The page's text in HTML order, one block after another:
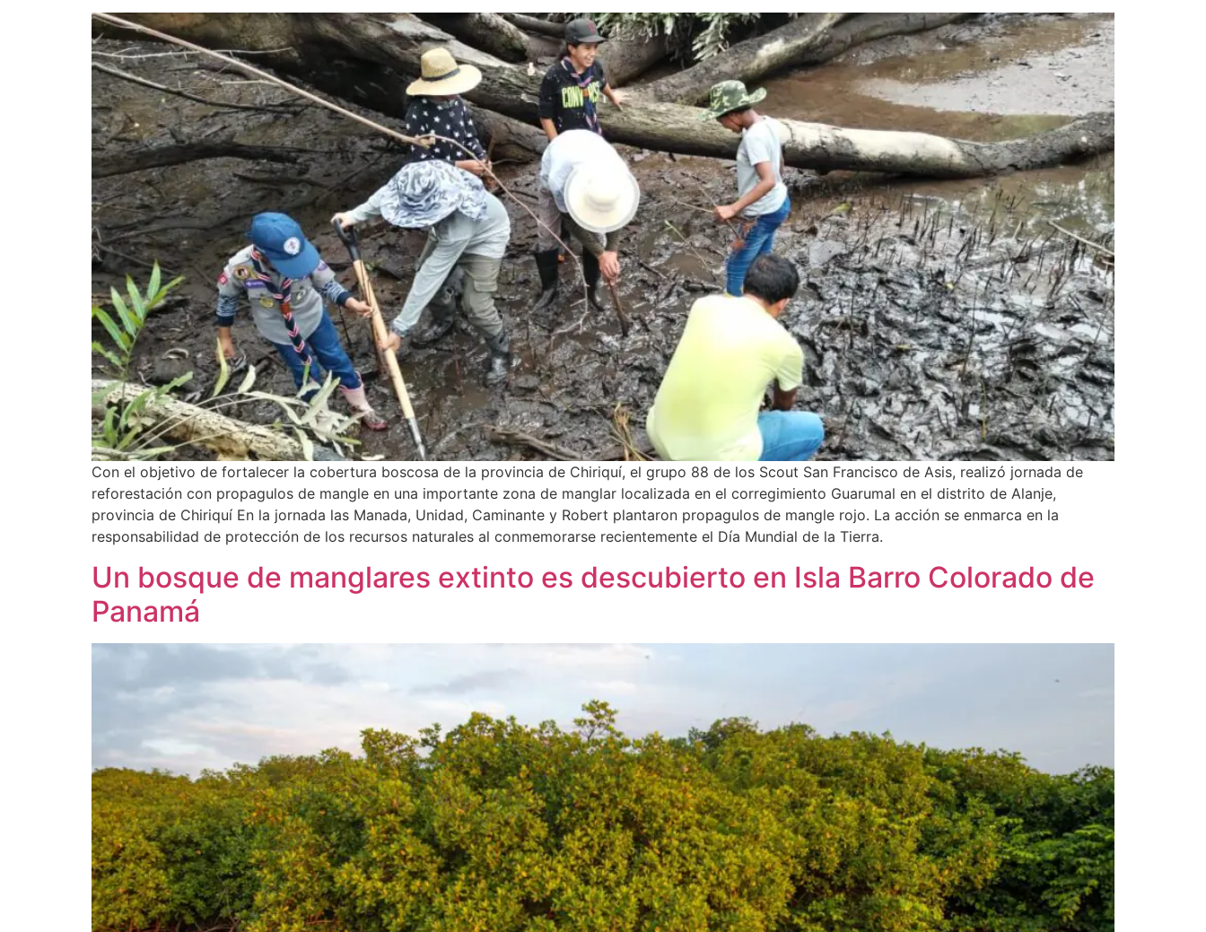
Con el objetivo de fortalecer la cobertura boscosa de la provincia de Chiriquí, el grupo 88 de los Scout San Francisco de Asis, realizó jornada de
reforestación con propagulos de mangle en una importante zona de manglar localizada en el corregimiento Guarumal en el distrito de Alanje,
provincia de Chiriquí En la jornada las Manada, Unidad, Caminante y Robert plantaron propagulos de mangle rojo. La acción se enmarca en la
responsabilidad de protección de los recursos naturales al conmemorarse recientemente el Día Mundial de la Tierra.
Un bosque de manglares extinto es descubierto en Isla Barro Colorado de
Panamá